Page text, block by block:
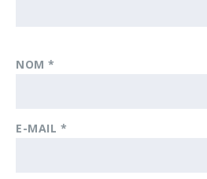
NOM*
E-MAIL *